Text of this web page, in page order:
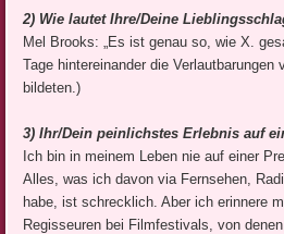
2) Wie lautet Ihre/Deine
Mel Brooks: „Es ist genau so, wie X.
Tage hintereinander die Verlautbarungen
bildeten.)
3) Ihr/Dein peinlichstes Erlebnis auf
Ich bin in meinem Leben nie auf einer
Alles, was ich davon via Fernsehen,
habe, ist schrecklich. Aber ich erinnere
Regisseuren bei Filmfestivals, von